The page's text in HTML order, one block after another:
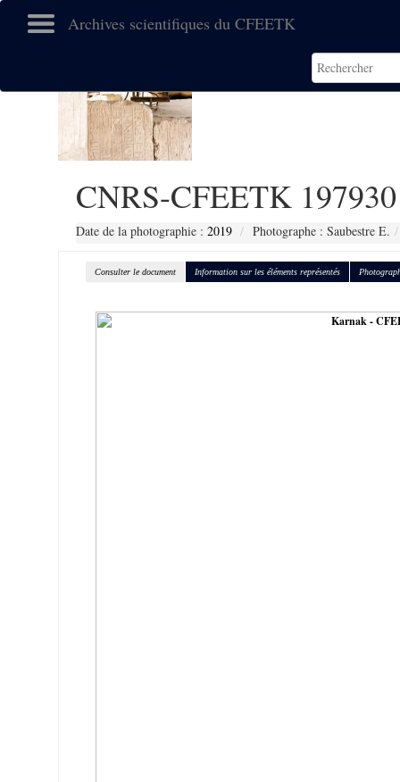
Archives scientifiques du CFEETK
CNRS-CFEETK 197930
Date de la photographie : 2019 Photographe : Saubestre E.
Consulter le document Information sur les éléments représentés